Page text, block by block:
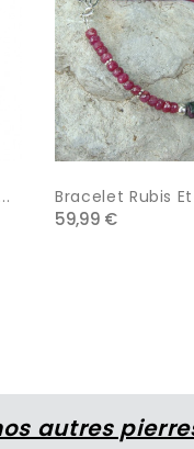
Bracelet Rubis
59,99 €
autres